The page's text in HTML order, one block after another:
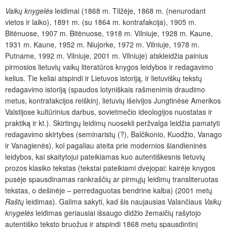
Vaikų knygelės leidimai (1868 m. Tilžėje, 1868 m. (nenurodant
vietos ir laiko), 1891 m. (su 1864 m. kontrafakcija), 1905 m.
Bitėnuose, 1907 m. Bitėnuose, 1918 m. Vilniuje, 1928 m. Kaune,
1931 m. Kaune, 1952 m. Niujorke, 1972 m. Vilniuje, 1978 m.
Putname, 1992 m. Vilniuje, 2001 m. Vilniuje) atskleidžia painius
pirmosios lietuvių vaikų literatūros knygos leidybos ir redagavimo
kelius. Tie keliai atspindi ir Lietuvos istoriją, ir lietuviškų tekstų
redagavimo istoriją (spaudos lotyniškais rašmenimis draudimo
metus, kontrafakcijos reiškinį, lietuvių išeivijos Jungtinėse Amerikos
Valstijose kultūrinius darbus, sovietmečio ideologijos nuostatas ir
praktiką ir kt.). Skirtingų leidimų nuosekli peržvalga leidžia pamatyti
redagavimo skirtybes (seminaristų (?), Balčikonio, Kuodžio, Vanago
ir Vanagienės), kol pagaliau ateita prie modernios šiandieninės
leidybos, kai skaitytojui pateikiamas kuo autentiškesnis lietuvių
prozos klasiko tekstas (tekstai pateikiami dvejopai: kairėje knygos
pusėje spausdinamas rankraščių ar pirmųjų leidimų transliteruotas
tekstas, o dešinėje – perredaguotas bendrine kalba) (2001 metų
Raštų leidimas). Galima sakyti, kad šis naujausias Valančiaus Vaikų
knygelės leidimas geriausiai išsaugo didžio žemaičių rašytojo
autentiško teksto bruožus ir atspindi 1868 metų spausdintinį